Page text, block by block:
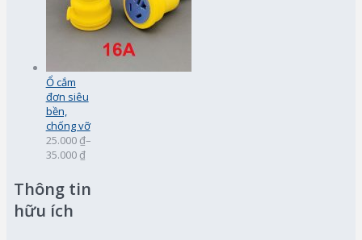
Ổ cắm
đơn siêu
bền,
chống vỡ
25.000 ₫–
35.000 ₫
Thông tin
hữu ích